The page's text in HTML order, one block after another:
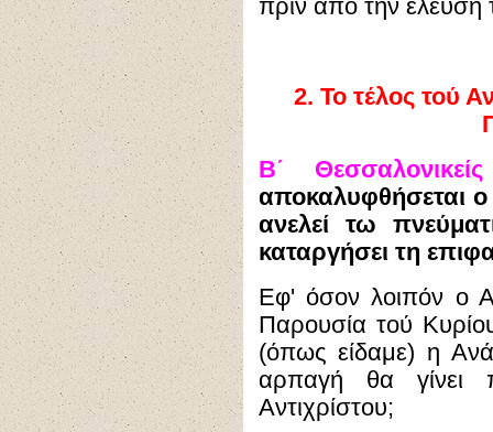
πριν από την έλευση
2. Το τέλος τού
Β΄
αποκαλυφθήσεται
ανελεί τω
καταργήσει τη
Εφ' όσον λοιπόν ο
Παρουσία τού
(όπως είδαμε) η
αρπαγή θα γίνει
Αντιχρίστου;